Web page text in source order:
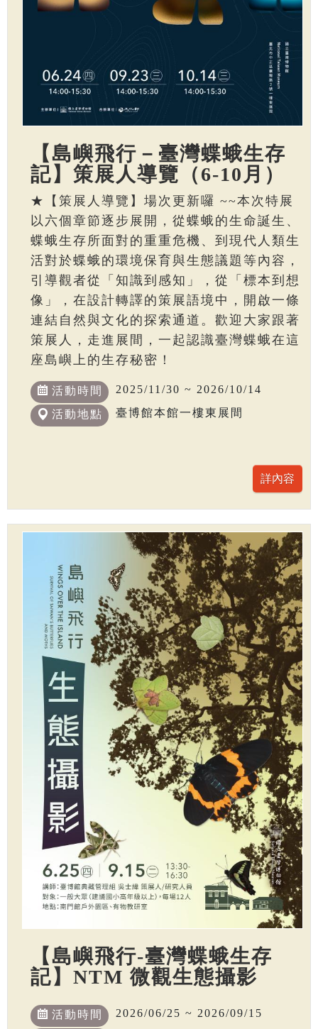
【島嶼飛行－臺灣蝶蛾生存
記】策展人導覽（6-10月）
★【策展人導覽】場次更新囉 ~~本次特展
以六個章節逐步展開，從蝶蛾的生命誕生、
蝶蛾生存所面對的重重危機、到現代人類生
活對於蝶蛾的環境保育與生態議題等內容，
引導觀者從「知識到感知」，從「標本到想
像」，在設計轉譯的策展語境中，開啟一條
連結自然與文化的探索通道。歡迎大家跟著
策展人，走進展間，一起認識臺灣蝶蛾在這
座島嶼上的生存秘密！
活動時間 2025/11/30 ~ 2026/10/14
活動地點 臺博館本館一樓東展間
【島嶼飛行-臺灣蝶蛾生存
記】NTM 微觀生態攝影
活動時間 2026/06/25 ~ 2026/09/15